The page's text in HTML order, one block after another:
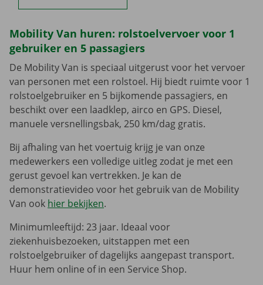
Mobility Van huren: rolstoelvervoer voor 1
gebruiker en 5 passagiers
De Mobility Van is speciaal uitgerust voor het vervoer
van personen met een rolstoel. Hij biedt ruimte voor 1
rolstoelgebruiker en 5 bijkomende passagiers, en
beschikt over een laadklep, airco en GPS. Diesel,
manuele versnellingsbak, 250 km/dag gratis.
Bij afhaling van het voertuig krijg je van onze
medewerkers een volledige uitleg zodat je met een
gerust gevoel kan vertrekken. Je kan de
demonstratievideo voor het gebruik van de Mobility
Van ook hier bekijken.
Minimumleeftijd: 23 jaar. Ideaal voor
ziekenhuisbezoeken, uitstappen met een
rolstoelgebruiker of dagelijks aangepast transport.
Huur hem online of in een Service Shop.